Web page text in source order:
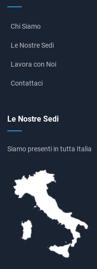
Chi Siamo
Le Nostre Sedi
Lavora con Noi
Contattaci
Le Nostre Sedi
Siamo presenti in tutta Italia